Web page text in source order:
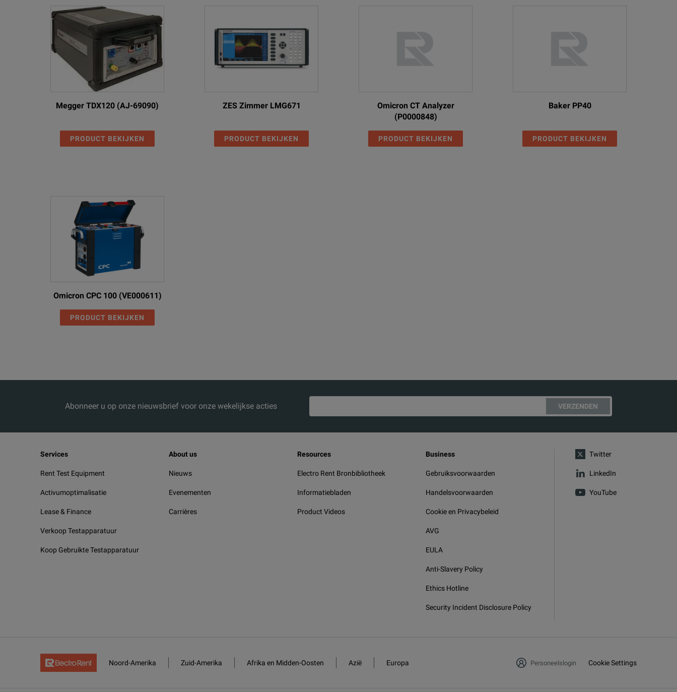
Megger TDX120 (AJ-69090)
PRODUCT BEKIJKEN
ZES Zimmer LMG671
PRODUCT BEKIJKEN
Omicron CT Analyzer
(P0000848)
PRODUCT BEKIJKEN
Baker PP40
PRODUCT BEKIJKEN
Omicron CPC 100 (VE000611)
PRODUCT BEKIJKEN
Abonneer u op onze nieuwsbrief voor onze wekelijkse acties VERZENDEN
Services
Rent Test Equipment
Activumoptimalisatie
Lease & Finance
Verkoop Testapparatuur
Koop Gebruikte Testapparatuur
About us
Nieuws
Evenementen
Carrières
Resources
Electro Rent Bronbibliotheek
Informatiebladen
Product Videos
Business
Gebruiksvoorwaarden
Handelsvoorwaarden
Cookie en Privacybeleid
AVG
EULA
Anti-Slavery Policy
Ethics Hotline
Security Incident Disclosure Policy
Twitter
LinkedIn
YouTube
Noord-Amerika Zuid-Amerika Afrika en Midden-Oosten Azië Europa Personeelslogin Cookie Settings